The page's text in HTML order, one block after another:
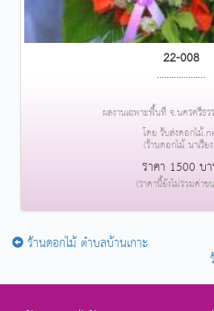
22-008
....................
ผลงานเฉพาะพื้นที่ จ.นครศรีธร
โดย รับส่งดอกไม้
(ร้านดอกไม้ นาเรีย
ราคา 1500 บ
(ราคานี้ยังไม่รวมค่าข
ร้านดอกไม้ ตำบลบ้านเกาะ